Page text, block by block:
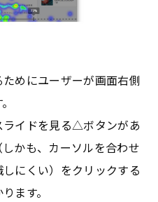
めにユーザーが画面右側
ライドを見る△ボタンがあ
かも、カーソルを合わせ
にくい）をクリックする
ます。